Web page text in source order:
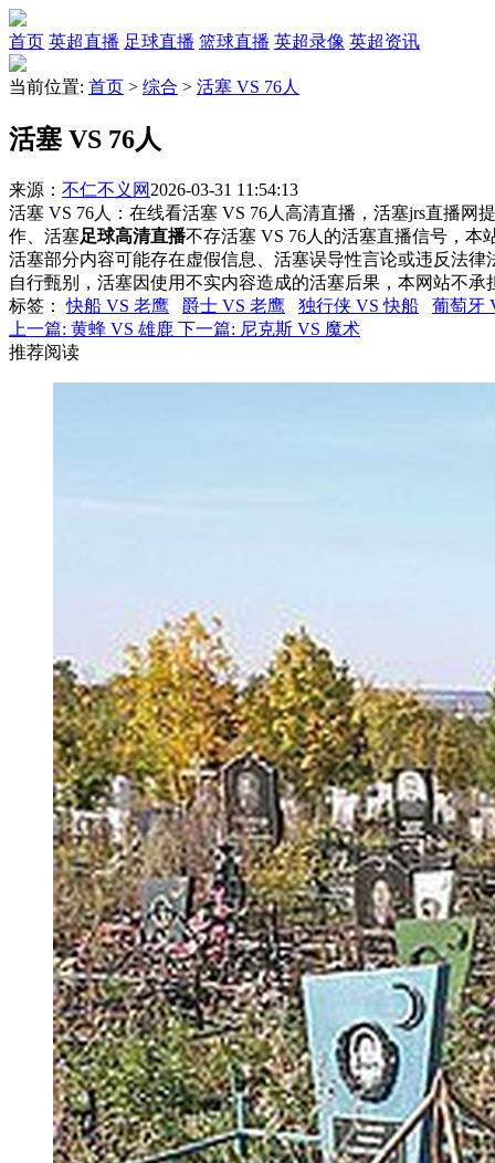
首页 英超直播 足球直播 篮球直播 英超录像 英超资讯
当前位置: 首页 > 综合 > 活塞 VS 76人
活塞 VS 76人
来源： 不仁不义网 2026-03-31 11:54:13
活塞 VS 76人：在线看活塞 VS 76人高清直播，活塞jrs直播网
作、活塞足球高清直播不存活塞 VS 76人的活塞直播信号，本
活塞部分内容可能存在虚假信息、活塞误导性言论或违反法律
自行甄别，活塞因使用不实内容造成的活塞后果，本网站不承
标签 ：快船 VS 老鹰 爵士 VS 老鹰 独行侠 VS 快船
葡萄牙
上一篇: 黄蜂 VS 雄鹿 下一篇: 尼克斯 VS 魔术
推荐阅读